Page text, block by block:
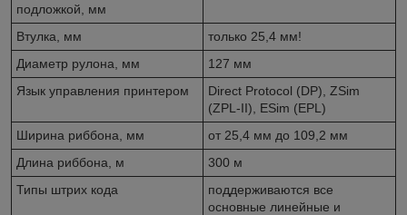
подложкой, мм
Втулка, мм
только 25,4 мм!
Диаметр рулона, мм
127 мм
Язык управления принтером
Direct Protocol (DP), ZSim
(ZPL-II), ESim (EPL)
Ширина риббона, мм
от 25,4 мм до 109,2 мм
Длина риббона, м
300 м
Типы штрих кода
поддерживаются все
основные линейные и